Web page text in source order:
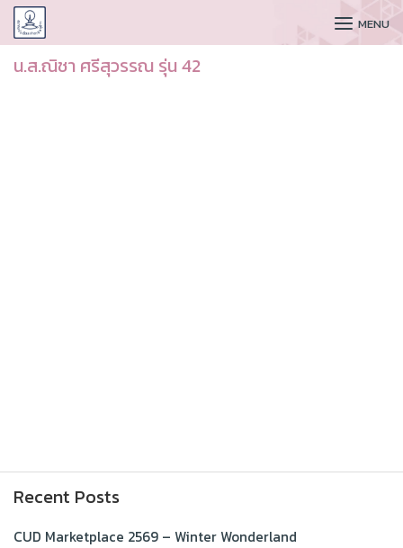
CUDAA MENU
น.ส.ณิชา ศรีสุวรรณ รุ่น 42
Recent Posts
CUD Marketplace 2569 – Winter Wonderland